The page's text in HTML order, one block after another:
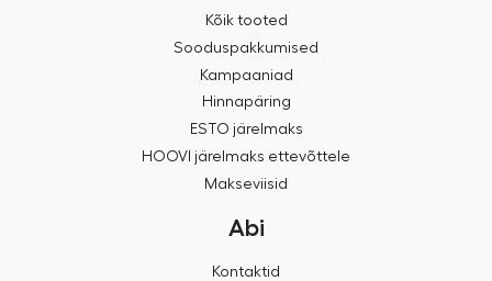
Kõik tooted
Sooduspakkumised
Kampaaniad
Hinnapäring
ESTO järelmaks
HOOVI järelmaks ettevõttele
Makseviisid
Abi
Kontaktid